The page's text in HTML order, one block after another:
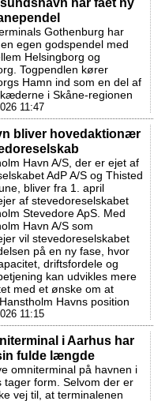
Gothenburg har
egen godspendel med
Helsingborg og
Togpendlen kører
Hamn ind som en del af
i Skåne-regionen
11:47
bliver hovedaktionær
Havn A/S, der er ejet af
AdP A/S og Thisted
bliver fra 1. april
af stevedoreselskabet
Stevedore ApS. Med
Havn A/S som
vil stevedoreselskabet
på en ny fase, hvor
driftsfordele og
kan udvikles mere
med et ønske om at
Havns position
11:15
i Aarhus har
fulde længde
omniterminal på havnen i
tager form. Selvom der er
vej til, at terminalenen